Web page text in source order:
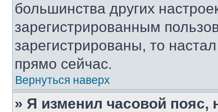
большинства других
зарегистрированным
зарегистрированы, то
прямо сейчас.
Вернуться наверх
» Я изменил часовой пояс,